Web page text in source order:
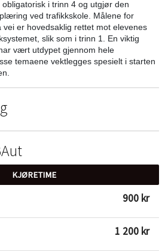
i trinn 4 og utgjør den
ved trafikkskole. Målene for
vei er hovedsaklig rettet mot elevenes
slik som i trinn 1. En viktig
vært utdypet gjennom hele
temaene vektlegges spesielt i starten
KJØRETIME
900 kr
1 200 kr